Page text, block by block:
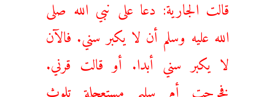
الله عليه وسلم أن لا يكبر سني. فالآن
لا يكبر سني أبدا. أو قالت قرني.
فخرجت أم سليم مستعجلة تلوث